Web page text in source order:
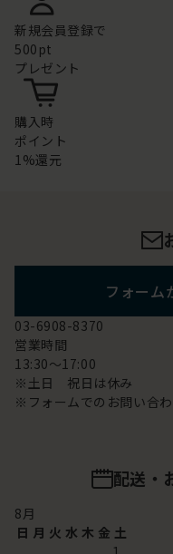
新規会員登録で
500pt
プレゼント
購入時
ポイント
1%還元
フォーム
03-6908-8370
営業時間
13:30～17:00
※土日 祝日は休み
※フォームでのお問い合
配送・
8月
日 月 火 水 木 金 土